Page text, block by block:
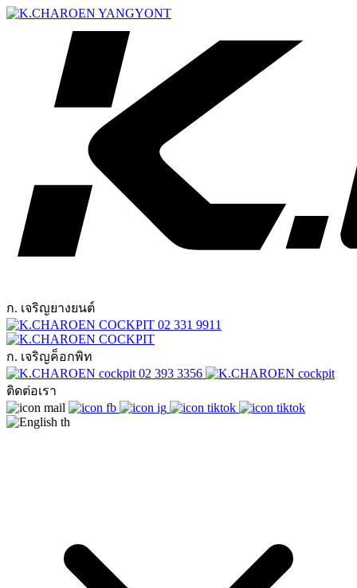
ก. เจริญยางยนต์
02 331 9911
ก. เจริญค็อกพิท
02 393 3356
ติดต่อเรา
th